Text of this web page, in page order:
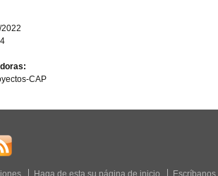
CAP
Haga de esta su página de inicio Escríbanos